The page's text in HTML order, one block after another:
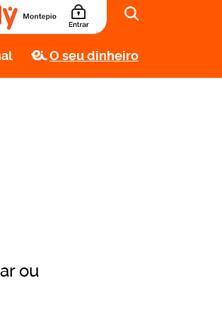
O seu dinheiro
ou